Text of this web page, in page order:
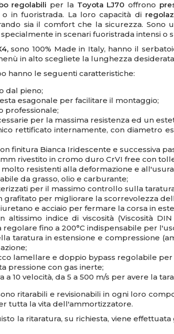
regolabili per la Toyota LJ70 offrono
in fuoristrada. La loro capacità di
sia il comfort che la sicurezza.
in scenari fuoristrada intensi o
sono 100% Made in Italy, hanno il
in alto scegliete la lunghezza
hanno le seguenti caratteristiche:
dal pieno;
esagonale per facilitare il montaggio;
professionale;
per la massima resistenza ed un
rettificato internamente, con diametro
finitura Bianca Iridescente e successiva
rivestito in cromo duro CrVI free con
resistenti alla deformazione e
da grasso, olio e carburante;
per il massimo controllo sulla
grafitato per migliorare la scorrevolezza
e acciaio per fermare la corsa in
altissimo indice di viscosità (Viscosità
regolare fino a 200°C indispensabile per
taratura in estensione e compressione
lamellare e doppio bypass regolabile
pressione con gas inerte;
a 10 velocità, da 5 a 500 m/s per avere la
ritarabili e revisionabili in ogni loro
tutta la vita dell'ammortizzatore.
la ritaratura, su richiesta, viene